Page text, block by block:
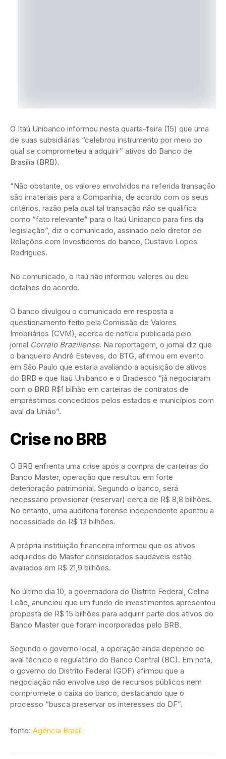
O Itaú Unibanco informou nesta quarta-feira (15) que uma
de suas subsidiárias “celebrou instrumento por meio do
qual se comprometeu a adquirir” ativos do Banco de
Brasília (BRB).
“Não obstante, os valores envolvidos na referida transação
são imateriais para a Companhia, de acordo com os seus
critérios, razão pela qual tal transação não se qualifica
como “fato relevante” para o Itaú Unibanco para fins da
legislação”, diz o comunicado, assinado pelo diretor de
Relações com Investidores do banco, Gustavo Lopes
Rodrigues.
No comunicado, o Itaú não informou valores ou deu
detalhes do acordo.
O banco divulgou o comunicado em resposta a
questionamento feito pela Comissão de Valores
Imobiliários (CVM), acerca de notícia publicada pelo
jornal Correio Braziliense. Na reportagem, o jornal diz que
o banqueiro André Esteves, do BTG, afirmou em evento
em São Paulo que estaria avaliando a aquisição de ativos
do BRB e que Itaú Unibanco e o Bradesco “já negociaram
com o BRB R$1 bilhão em carteiras de contratos de
empréstimos concedidos pelos estados e municípios com
aval da União”.
Crise no BRB
O BRB enfrenta uma crise após a compra de carteiras do
Banco Master, operação que resultou em forte
deterioração patrimonial. Segundo o banco, será
necessário provisionar (reservar) cerca de R$ 8,8 bilhões.
No entanto, uma auditoria forense independente apontou a
necessidade de R$ 13 bilhões.
A própria instituição financeira informou que os ativos
adquiridos do Master considerados saudáveis estão
avaliados em R$ 21,9 bilhões.
No último dia 10, a governadora do Distrito Federal, Celina
Leão, anunciou que um fundo de investimentos apresentou
proposta de R$ 15 bilhões para adquirir parte dos ativos do
Banco Master que foram incorporados pelo BRB.
Segundo o governo local, a operação ainda depende de
aval técnico e regulatório do Banco Central (BC). Em nota,
o governo do Distrito Federal (GDF) afirmou que a
negociação não envolve uso de recursos públicos nem
compromete o caixa do banco, destacando que o
processo “busca preservar os interesses do DF”.
fonte: Agência Brasil